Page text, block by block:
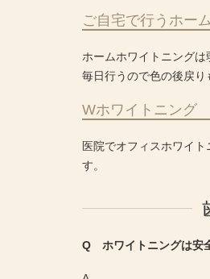
ご自宅で行うホー
ホームホワイトニング
毎日行うので色の後戻り
Wホワイトニング
医院でオフィスホワイ
す。
Q ホワイトニングは安